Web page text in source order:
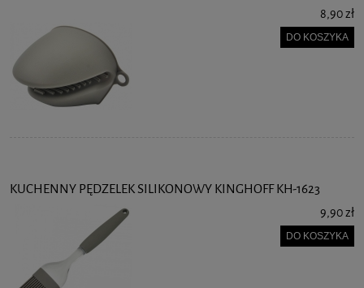
8,90 zł
DO KOSZYKA
KUCHENNY PĘDZELEK SILIKONOWY KINGHOFF KH-1623
9,90 zł
DO KOSZYKA